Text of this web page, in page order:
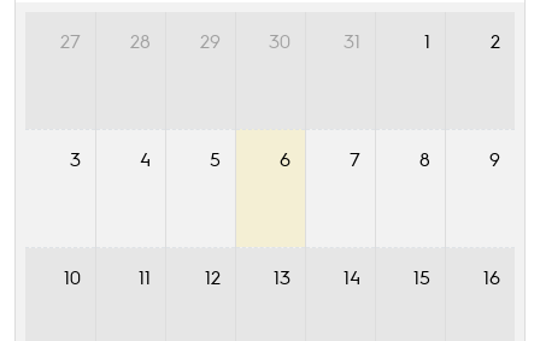
27 28 29 30 31 1 2
3 4 5 6 7 8 9
10 11 12 13 14 15 16